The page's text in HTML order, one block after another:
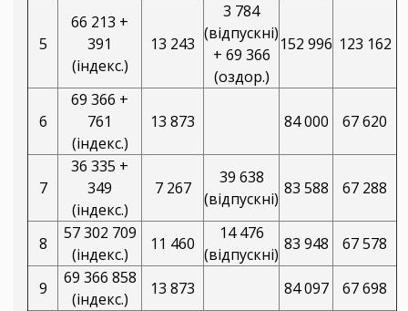
5
66 213 +
391
(індекс.)
13 243
3 784
(відпускні)
+ 69 366
(оздор.)
152 996 123 162
6
69 366 +
761
(індекс.)
13 873 84 000 67 620
7
36 335 +
349
(індекс.)
7 267
39 638
(відпускні)
83 588 67 288
8
57 302 709
(індекс.)
11 460
14 476
(відпускні)
83 948 67 578
9
69 366 858
(індекс.)
13 873 84 097 67 698